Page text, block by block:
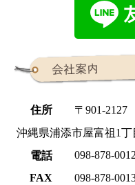
住所
〒901-2127
沖縄県浦添市屋富祖1丁
電話
098-878-0012
FAX
098-878-